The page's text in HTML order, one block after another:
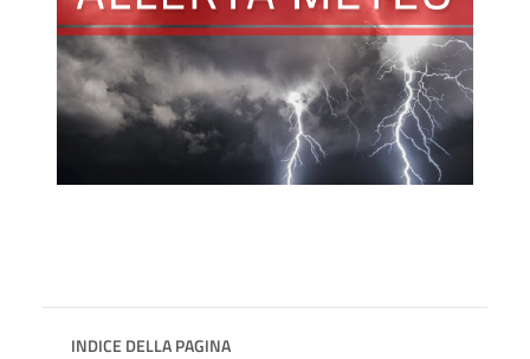
INDICE DELLA PAGINA